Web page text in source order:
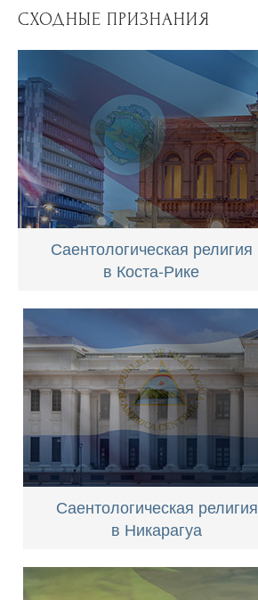
СХОДНЫЕ ПРИЗНАНИЯ
Саентологическая религия
в Коста-Рике
Саентологическая религия
в Никарагуа